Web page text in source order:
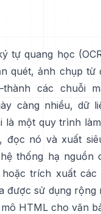
tự quang học (
quét, ảnh chụp từ
các chuỗi
càng nhiều, dữ
là một quy trình
đọc nó và xuất
thống hạ nguồn
trích xuất các
được sử dụng rộng
HTML cho văn